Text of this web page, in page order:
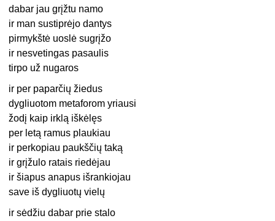
dabar jau grįžtu namo
ir man sustiprėjo dantys
pirmykštė uoslė sugrįžo
ir nesvetingas pasaulis
tirpo už nugaros
ir per paparčių žiedus
dygliuotom metaforom yriausi
žodį kaip irklą iškėlęs
per letą ramus plaukiau
ir perkopiau paukščių taką
ir grįžulo ratais riedėjau
ir šiapus anapus išrankiojau
save iš dygliuotų vielų
ir sėdžiu dabar prie stalo